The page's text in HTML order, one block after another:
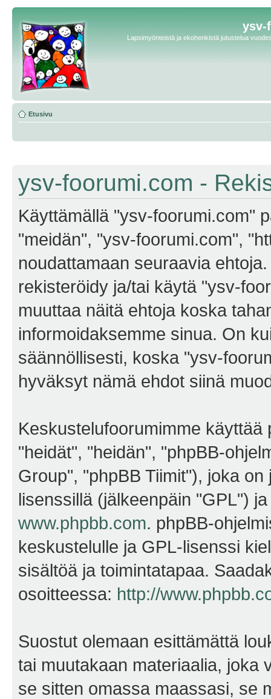
ysv-
Lapsimyönteistä ja ekohenkistä jutustelua
Etusivu
ysv-foorumi.com -
Käyttämällä "ysv-foorumi.com"
"meidän", "ysv-foorumi.com",
noudattamaan seuraavia
rekisteröidy ja/tai käytä "ysv-
muuttaa näitä ehtoja koska
informoidaksemme sinua. On
säännöllisesti, koska "ysv-
hyväksyt nämä ehdot siinä
Keskustelufoorumimme
"heidät", "heidän", "phpBB-
Group", "phpBB Tiimit"), joka on
lisenssillä (jälkeenpäin "GPL")
www.phpbb.com. phpBB-
keskustelulle ja GPL-lisenssi
sisältöä ja toimintatapaa.
osoitteessa: http://
Suostut olemaan esittämättä
tai muutakaan materiaalia, joka
se sitten omassa maassasi, se